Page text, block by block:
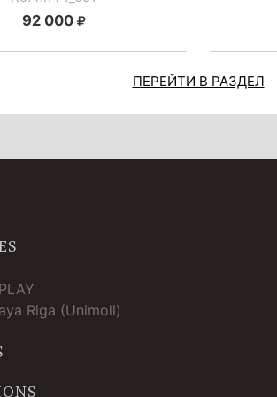
92 000
ПЕРЕЙТИ В РАЗДЕЛ
Riga (Unimoll)